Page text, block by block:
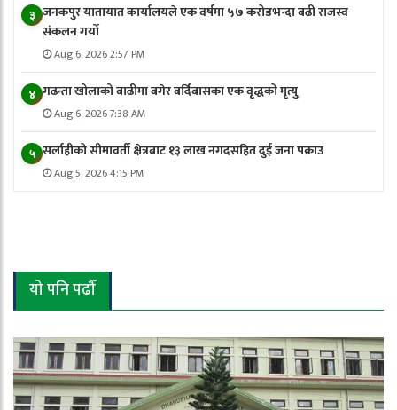
३ जनकपुर यातायात कार्यालयले एक वर्षमा ५७ करोडभन्दा बढी राजस्व
संकलन गर्याे
Aug 6, 2026 2:57 PM
४ गढन्ता खोलाको बाढीमा बगेर बर्दिबासका एक वृद्धको मृत्यु
Aug 6, 2026 7:38 AM
५ सर्लाहीको सीमावर्ती क्षेत्रबाट १३ लाख नगदसहित दुई जना पक्राउ
Aug 5, 2026 4:15 PM
यो पनि पढौँ